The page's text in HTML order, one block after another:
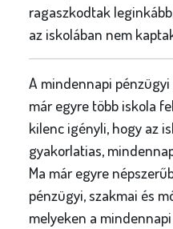
ragaszkodtak
az iskolában nem
A mindennapi
már egyre több iskola
kilenc igényli, hogy az
gyakorlatias,
Ma már egyre
pénzügyi, szakmai és
melyeken a